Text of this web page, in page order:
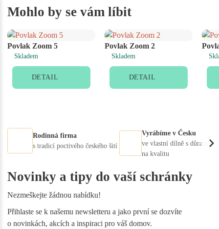
Mohlo by se vám líbit
Povlak Zoom 5
Skladem
DETAIL
Povlak Zoom 2
Skladem
DETAIL
Rodinná firma
s tradicí poctivého českého šití
Vyrábíme v Česku
ve vlastní dílně s důrazem
na kvalitu
Novinky a tipy do vaší schránky
Nezmeškejte žádnou nabídku!
Přihlaste se k našemu newsletteru a jako první se dozvíte
o novinkách, akcích a inspiraci pro váš domov.